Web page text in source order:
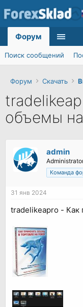
Форум Скачать
объемы
admin
Команда
31 янв 2024
tradelikeapro - Как
Форум
Поиск сообщений